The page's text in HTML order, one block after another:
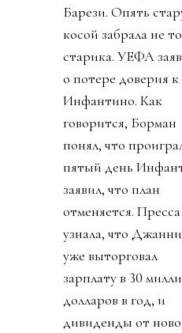
Барези. Опять
косой забрала не
старика. УЕФА
о потере доверия к
Инфантино. Как
говорится, Борман
понял, что
пятый день
заявил, что план
отменяется. Пресса
узнала, что
уже выторговал
зарплату в 30
долларов в год, и
дивиденды от